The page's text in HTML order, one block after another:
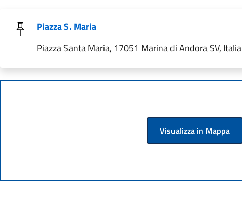
Piazza S. Maria
Piazza Santa Maria, 17051 Marina di Andora SV, Italia
Visualizza in Mappa